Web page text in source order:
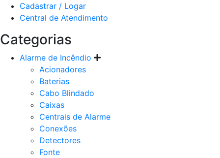
Cadastrar / Logar
Central de Atendimento
Categorias
Alarme de Incêndio
Acionadores
Baterias
Cabo Blindado
Caixas
Centrais de Alarme
Conexões
Detectores
Fonte